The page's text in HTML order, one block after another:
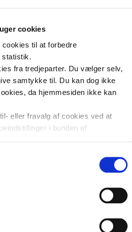
cookies
til at forbedre
statistik.
fra tredjeparter. Du vælger selv,
samtykke til. Du kan dog ikke
da hjemmesiden ikke kan
eller fravalg af cookies ved at
i bunden af
cookies på vores hjemmeside ved
af personoplysningerher.